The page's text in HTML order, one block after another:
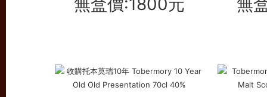
無盒價:1800元
無